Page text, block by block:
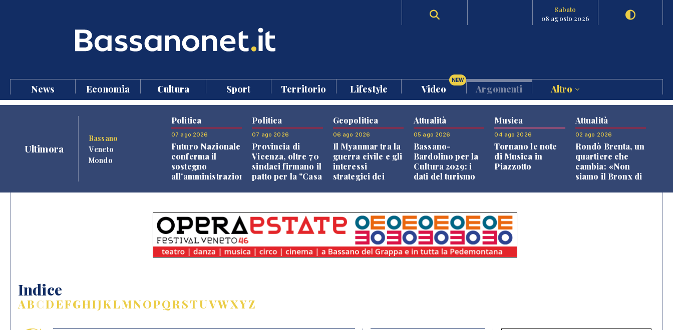
Sabato
08 agosto 2026
News Economia Cultura Sport Territorio Lifestyle Video
NEW
Argomenti Altro
Ultimora
Bassano
Veneto
Mondo
Politica
07 ago 2026
Futuro Nazionale
conferma il
sostegno
all'amministrazione
Politica
07 ago 2026
Provincia di
Vicenza, oltre 70
sindaci firmano il
patto per la "Casa
Geopolitica
06 ago 2026
Il Myanmar tra la
guerra civile e gli
interessi
strategici dei
Attualità
05 ago 2026
Bassano-
Bardolino per la
Cultura 2029: i
dati del turismo
Musica
04 ago 2026
Tornano le note
di Musica in
Piazzotto
Attualità
02 ago 2026
Rondò Brenta, un
quartiere che
cambia: «Non
siamo il Bronx di
Indice
ABCDEFGHIJKLMNOPQRSTUVWXYZ